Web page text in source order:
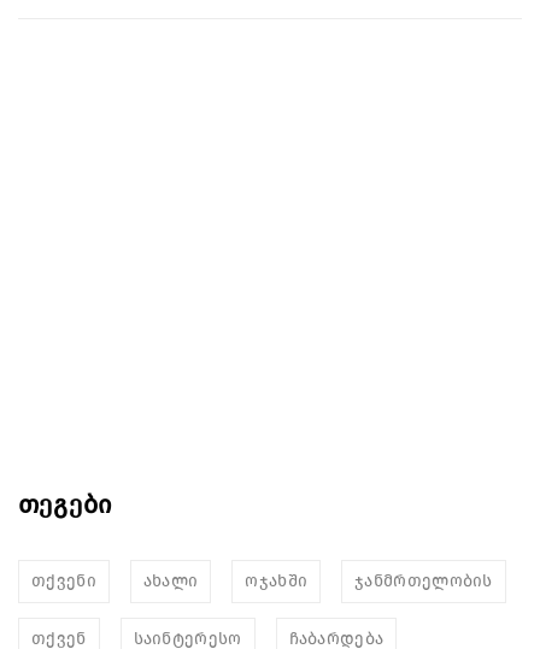
თეგები
თქვენი ახალი ოჯახში ჯანმრთელობის
თქვენ საინტერესო ჩაბარდება